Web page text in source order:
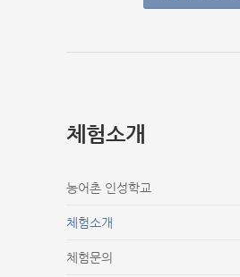
체험소개
농어촌 인성학교
체험소개
체험문의